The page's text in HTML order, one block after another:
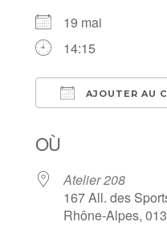
19 mai
14:15
AJOUTER AU
OÙ
Atelier 208
167 All. des
Rhône-Alpes,